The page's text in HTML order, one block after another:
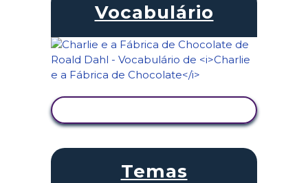
Vocabulário
Temas